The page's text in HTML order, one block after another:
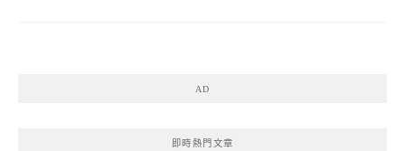
AD
即時熱門文章